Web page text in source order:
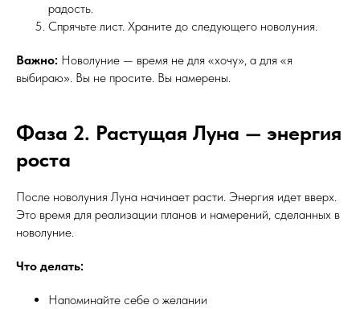
радость.
Спрячьте лист. Храните до следующего новолуния.
Важно: Новолуние — время не для «хочу», а для «я
выбираю». Вы не просите. Вы намерены.
Фаза 2. Растущая Луна — энергия
роста
После новолуния Луна начинает расти. Энергия идет вверх.
Это время для реализации планов и намерений, сделанных в
новолуние.
Что делать:
Напоминайте себе о желании